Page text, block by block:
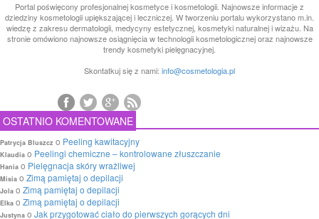
Portal poświęcony profesjonalnej kosmetyce i kosmetologii. Najnowsze informacje z
dziedziny kosmetologii upiększającej i leczniczej. W tworzeniu portalu wykorzystano m.in.
wiedzę z zakresu dermatologii, medycyny estetycznej, kosmetyki naturalnej i wizażu. Na
stronie omówiono najnowsze osiągnięcia w technologii kosmetologicznej oraz najnowsze
trendy kosmetyki pielęgnacyjnej.
Skontatkuj się z nami: info@cosmetologia.pl
OSTATNIO KOMENTOWANE
Patrycja Bluszcz o Peeling kawitacyjny
Klaudia o Peelingi chemiczne – kontrolowane złuszczanie
Hania o Pielęgnacja skóry wrażliwej
Misia o Zimą pamiętaj o depilacji
Jola o Zimą pamiętaj o depilacji
Elka o Zimą pamiętaj o depilacji
Justyna o Jak przygotować ciało do pierwszych gorących dni